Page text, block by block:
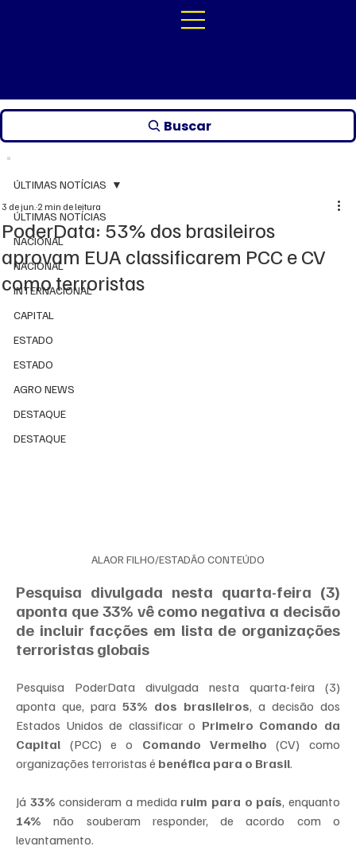
Buscar
ÚLTIMAS NOTÍCIAS
NACIONAL
NACIONAL
INTERNACIONAL
CAPITAL
ESTADO
ESTADO
AGRO NEWS
DESTAQUE
DESTAQUE
ÚLTIMAS NOTÍCIAS
PoderData: 53% dos brasileiros
aprovam EUA classificarem PCC e CV
como terroristas
3 de jun.2 min de leitura
ALAOR FILHO/ESTADÃO CONTEÚDO
Pesquisa divulgada nesta quarta-feira (3)
aponta que 33% vê como negativa a decisão
de incluir facções em lista de organizações
terroristas globais
Pesquisa PoderData divulgada nesta quarta-feira (3)
aponta que, para 53% dos brasileiros, a decisão dos
Estados Unidos de classificar o Primeiro Comando da
Capital (PCC) e o Comando Vermelho (CV) como
organizações terroristas é benéfica para o Brasil.
Já 33% consideram a medida ruim para o país
14% não souberam responder, de acordo com o
levantamento.